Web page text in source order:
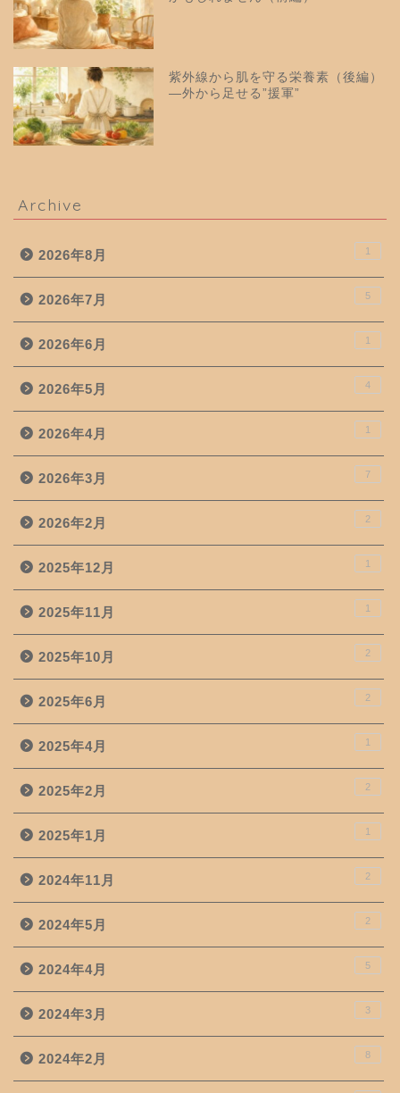
紫外線から肌を守る栄養素（後編）
—外から足せる”援軍”
Archive
2026年8月 1
2026年7月 5
2026年6月 1
2026年5月 4
2026年4月 1
2026年3月 7
2026年2月 2
2025年12月 1
2025年11月 1
2025年10月 2
2025年6月 2
2025年4月 1
2025年2月 2
2025年1月 1
2024年11月 2
2024年5月 2
2024年4月 5
2024年3月 3
2024年2月 8